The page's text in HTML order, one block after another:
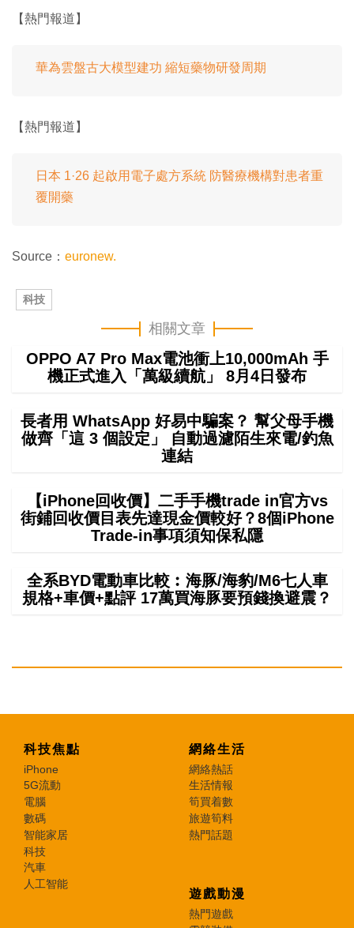
【熱門報道】
華為雲盤古大模型建功 縮短藥物研發周期
【熱門報道】
日本 1·26 起啟用電子處方系統 防醫療機構對患者重
覆開藥
Source： euronew.
科技
相關文章
OPPO A7 Pro Max電池衝上10,000mAh 手
機正式進入「萬級續航」 8月4日發布
長者用 WhatsApp 好易中騙案？ 幫父母手機
做齊「這 3 個設定」 自動過濾陌生來電/釣魚
連結
【iPhone回收價】二手手機trade in官方vs
街鋪回收價目表先達現金價較好？8個iPhone
Trade-in事項須知保私隱
全系BYD電動車比較︰海豚/海豹/M6七人車
規格+車價+點評 17萬買海豚要預錢換避震？
科技焦點
iPhone
5G流動
電腦
數碼
智能家居
科技
汽車
人工智能
網絡生活
網絡熱話
生活情報
筍買着數
旅遊筍料
熱門話題
遊戲動漫
熱門遊戲